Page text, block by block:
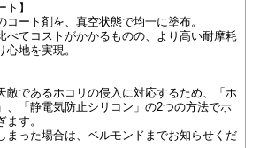
ト】
コート剤を、真空状態で均一に塗布。
べてコストがかかるものの、より高い耐摩耗
地を実現。
敵であるホコリの侵入に対応するため、「ホ
、「静電気防止シリコン」の2つの方法でホ
ます。
まった場合は、ベルモンドまでお知らせくだ